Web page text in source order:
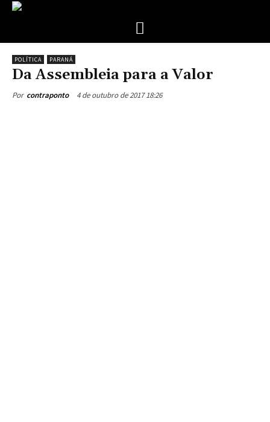
POLÍTICA PARANÁ
Da Assembleia para a Valor
Por contraponto 4 de outubro de 2017 18:26